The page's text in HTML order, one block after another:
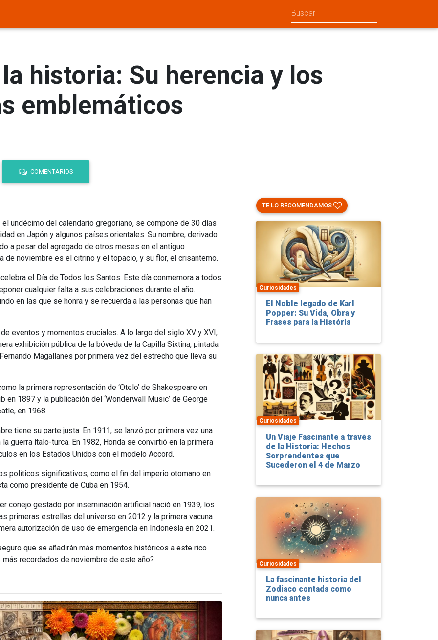
historia: Su herencia y los
emblemáticos
COMENTARIOS
undécimo del calendario gregoriano, se compone de 30 días
en Japón y algunos países orientales. Su nombre, derivado
a pesar del agregado de otros meses en el antiguo
de noviembre es el citrino y el topacio, y su flor, el crisantemo.
el Día de Todos los Santos. Este día conmemora a todos
cualquier falta a sus celebraciones durante el año.
en las que se honra y se recuerda a las personas que han
eventos y momentos cruciales. A lo largo del siglo XV y XVI,
exhibición pública de la bóveda de la Capilla Sixtina, pintada
Magallanes por primera vez del estrecho que lleva su
la primera representación de ‘Otelo’ de Shakespeare en
en 1897 y la publicación del ‘Wonderwall Music’ de George
en 1968.
tiene su parte justa. En 1911, se lanzó por primera vez una
guerra ítalo-turca. En 1982, Honda se convirtió en la primera
en los Estados Unidos con el modelo Accord.
políticos significativos, como el fin del imperio otomano en
como presidente de Cuba en 1954.
conejo gestado por inseminación artificial nació en 1939, los
primeras estrellas del universo en 2012 y la primera vacuna
autorización de uso de emergencia en Indonesia en 2021.
que se añadirán más momentos históricos a este rico
recordados de noviembre de este año?
TE LO RECOMENDAMOS
Curiosidades
El Noble legado de Karl
Popper: Su Vida, Obra y
Frases para la História
Curiosidades
Un Viaje Fascinante a través
de la Historia: Hechos
Sorprendentes que
Sucederon el 4 de Marzo
Curiosidades
La fascinante historia del
Zodiaco contada como
nunca antes